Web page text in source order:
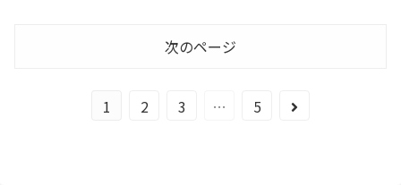
次のページ
1 2 3 … 5